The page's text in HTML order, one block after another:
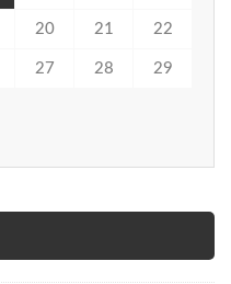
20 21 22
27 28 29